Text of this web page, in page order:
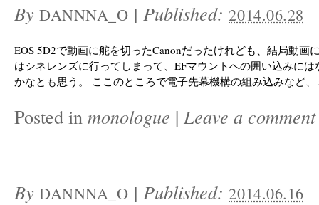
By DANNNA_O |Published:2014.06.28
EOS 5D2で動画に舵を切ったCanonだったけれども、結局動画
はシネレンズに行ってしまって、EFマウントへの囲い込みに
かなとも思う。 ここのところで電子先幕機構の組み込みなど
Posted in monologue | Leave a comment
By DANNNA_O |Published:2014.06.16